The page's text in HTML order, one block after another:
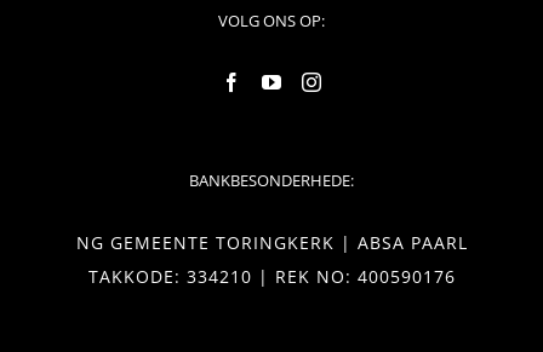
VOLG ONS OP:
BANKBESONDERHEDE:
NG GEMEENTE TORINGKERK | ABSA PAARL
TAKKODE: 334210 | REK NO: 400590176